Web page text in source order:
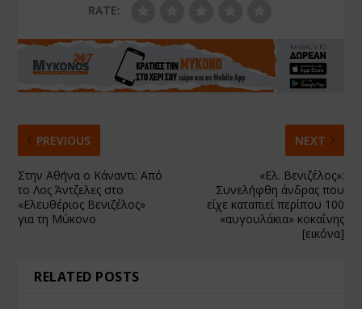
RATE:
PREVIOUS
Στην Αθήνα ο Κάναντι: Από
το Λος Άντζελες στο
«Ελευθέριος Βενιζέλος»
για τη Μύκονο
NEXT
«Ελ. Βενιζέλος»:
Συνελήφθη άνδρας που
είχε καταπιεί περίπου 100
«αυγουλάκια» κοκαΐνης
[εικόνα]
RELATED POSTS